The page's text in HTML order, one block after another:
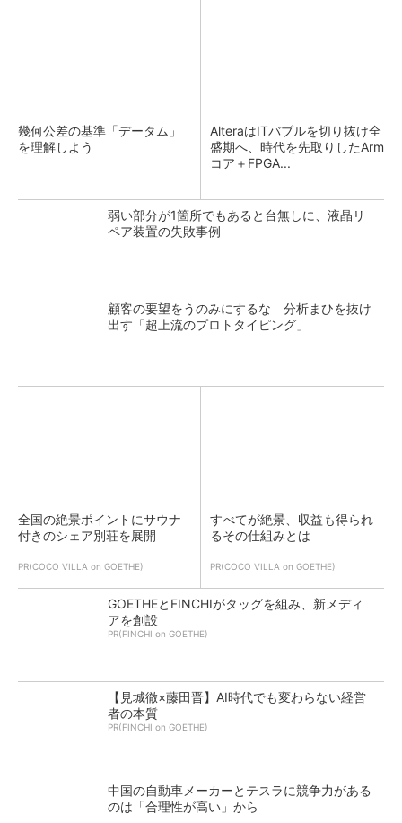
幾何公差の基準「データム」
を理解しよう
AlteraはITバブルを切り抜け全
盛期へ、時代を先取りしたArm
コア＋FPGA...
弱い部分が1箇所でもあると台無しに、液晶リ
ペア装置の失敗事例
顧客の要望をうのみにするな 分析まひを抜け
出す「超上流のプロトタイピング」
全国の絶景ポイントにサウナ
付きのシェア別荘を展開
PR(COCO VILLA on GOETHE)
すべてが絶景、収益も得られ
るその仕組みとは
PR(COCO VILLA on GOETHE)
GOETHEとFINCHIがタッグを組み、新メディ
アを創設
PR(FINCHI on GOETHE)
【見城徹×藤田晋】AI時代でも変わらない経営
者の本質
PR(FINCHI on GOETHE)
中国の自動車メーカーとテスラに競争力がある
のは「合理性が高い」から